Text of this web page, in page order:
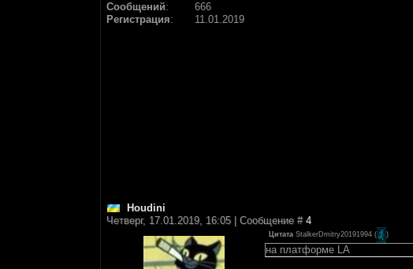
Сообщений:
666
Регистрация: 11.01.2019
Houdini
Четверг, 17.01.2019, 16:05 | Сообщение # 4
Цитата StalkerDmitry20191994 ( )
на платформе LA